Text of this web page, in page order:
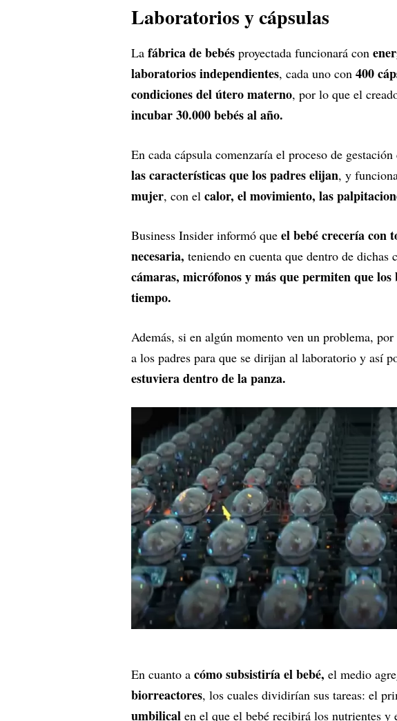
Laboratorios y cápsulas
La fábrica de bebés proyectada funcionará con
laboratorios independientes, cada uno con 400
condiciones del útero materno, por lo que el
incubar 30.000 bebés al año.
En cada cápsula comenzaría el proceso de
las características que los padres elijan, y
mujer, con el calor, el movimiento, las
Business Insider informó que el bebé crecería con
necesaria, teniendo en cuenta que dentro de dichas
cámaras, micrófonos y más que permiten que los
tiempo.
Además, si en algún momento ven un problema,
a los padres para que se dirijan al laboratorio y así
estuviera dentro de la panza.
En cuanto a cómo subsistiría el bebé, el medio
biorreactores, los cuales dividirían sus tareas: el
umbilical en el que el bebé recibirá los nutrientes y